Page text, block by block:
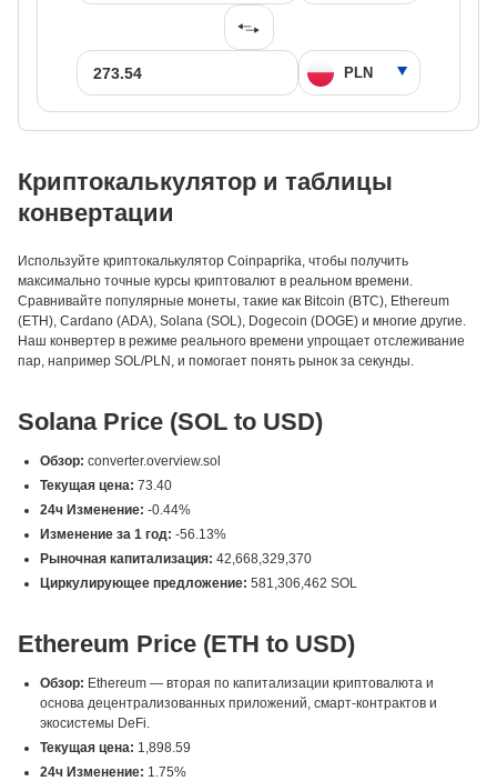
Криптокалькулятор и таблицы
конвертации
Используйте криптокалькулятор Coinpaprika, чтобы получить
максимально точные курсы криптовалют в реальном времени.
Сравнивайте популярные монеты, такие как Bitcoin (BTC), Ethereum
(ETH), Cardano (ADA), Solana (SOL), Dogecoin (DOGE) и многие другие.
Наш конвертер в режиме реального времени упрощает отслеживание
пар, например SOL/PLN, и помогает понять рынок за секунды.
Solana Price (SOL to USD)
Обзор: converter.overview.sol
Текущая цена: 73.40
24ч Изменение: -0.44%
Изменение за 1 год: -56.13%
Рыночная капитализация: 42,668,329,370
Циркулирующее предложение: 581,306,462 SOL
Ethereum Price (ETH to USD)
Обзор: Ethereum — вторая по капитализации криптовалюта и
основа децентрализованных приложений, смарт-контрактов и
экосистемы DeFi.
Текущая цена: 1,898.59
24ч Изменение: 1.75%